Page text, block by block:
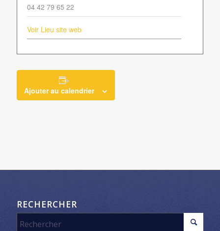
04 42 79 65 22
Voir Lieu site web
Ajouter au calendrier
RECHERCHER